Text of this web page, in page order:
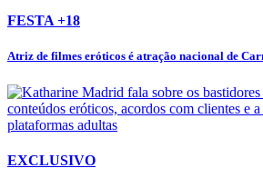
FESTA +18
Atriz de filmes eróticos é atração nacional de
EXCLUSIVO